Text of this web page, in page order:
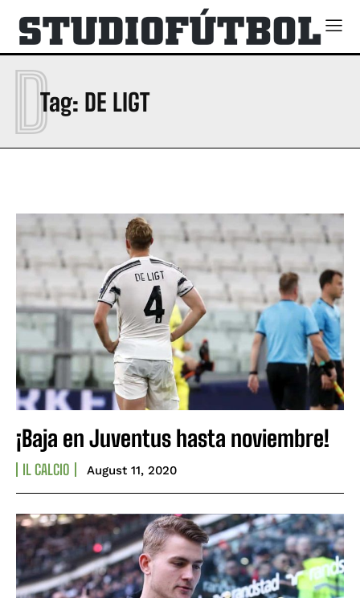
Tag: DE LIGT
D
¡Baja en Juventus hasta noviembre!
IL CALCIO August 11, 2020